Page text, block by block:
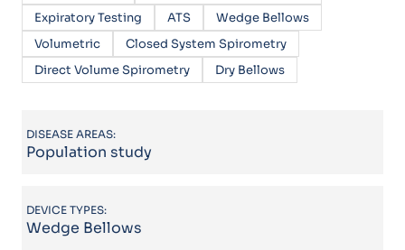
Expiratory Testing
ATS
Wedge Bellows
Volumetric
Closed System Spirometry
Direct Volume Spirometry
Dry Bellows
DISEASE AREAS:
Population study
DEVICE TYPES:
Wedge Bellows